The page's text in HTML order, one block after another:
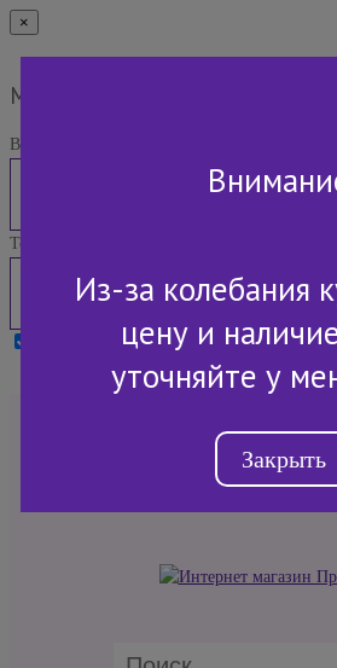
×
Мы Вам перезвоним
Ваше имя:
Телефон:
Я принимаю условия Политики
+7 (843) 2-
Из-за колебания
цену и
уточняйте у
Закрыть